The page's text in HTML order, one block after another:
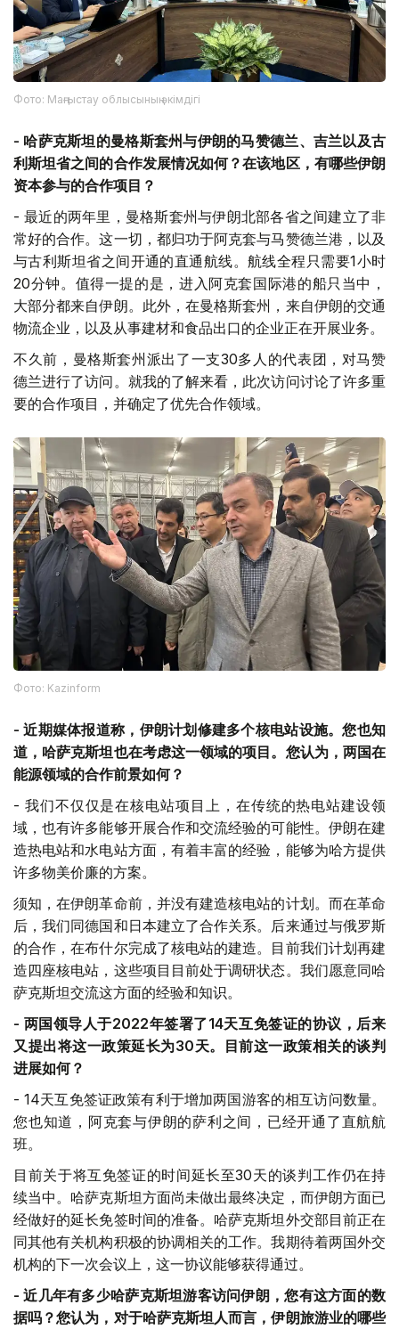
Фото: Маңғыстау облысының әкімдігі
- 哈萨克斯坦的曼格斯套州与伊朗的马赞德兰、吉兰以及古
利斯坦省之间的合作发展情况如何？在该地区，有哪些伊朗
资本参与的合作项目？
- 最近的两年里，曼格斯套州与伊朗北部各省之间建立了非
常好的合作。这一切，都归功于阿克套与马赞德兰港，以及
与古利斯坦省之间开通的直通航线。航线全程只需要1小时
20分钟。值得一提的是，进入阿克套国际港的船只当中，
大部分都来自伊朗。此外，在曼格斯套州，来自伊朗的交通
物流企业，以及从事建材和食品出口的企业正在开展业务。
不久前，曼格斯套州派出了一支30多人的代表团，对马赞
德兰进行了访问。就我的了解来看，此次访问讨论了许多重
要的合作项目，并确定了优先合作领域。
Фото: Kazinform
-近期媒体报道称，伊朗计划修建多个核电站设施。您也知
道，哈萨克斯坦也在考虑这一领域的项目。您认为，两国在
能源领域的合作前景如何？
- 我们不仅仅是在核电站项目上，在传统的热电站建设领
域，也有许多能够开展合作和交流经验的可能性。伊朗在建
造热电站和水电站方面，有着丰富的经验，能够为哈方提供
许多物美价廉的方案。
须知，在伊朗革命前，并没有建造核电站的计划。而在革命
后，我们同德国和日本建立了合作关系。后来通过与俄罗斯
的合作，在布什尔完成了核电站的建造。目前我们计划再建
造四座核电站，这些项目目前处于调研状态。我们愿意同哈
萨克斯坦交流这方面的经验和知识。
- 两国领导人于2022年签署了14天互免签证的协议，后来
又提出将这一政策延长为30天。目前这一政策相关的谈判
进展如何？
- 14天互免签证政策有利于增加两国游客的相互访问数量。
您也知道，阿克套与伊朗的萨利之间，已经开通了直航航
班。
目前关于将互免签证的时间延长至30天的谈判工作仍在持
续当中。哈萨克斯坦方面尚未做出最终决定，而伊朗方面已
经做好的延长免签时间的准备。哈萨克斯坦外交部目前正在
同其他有关机构积极的协调相关的工作。我期待着两国外交
机构的下一次会议上，这一协议能够获得通过。
-近几年有多少哈萨克斯坦游客访问伊朗，您有这方面的数
据吗？您认为，对于哈萨克斯坦人而言，伊朗旅游业的哪些